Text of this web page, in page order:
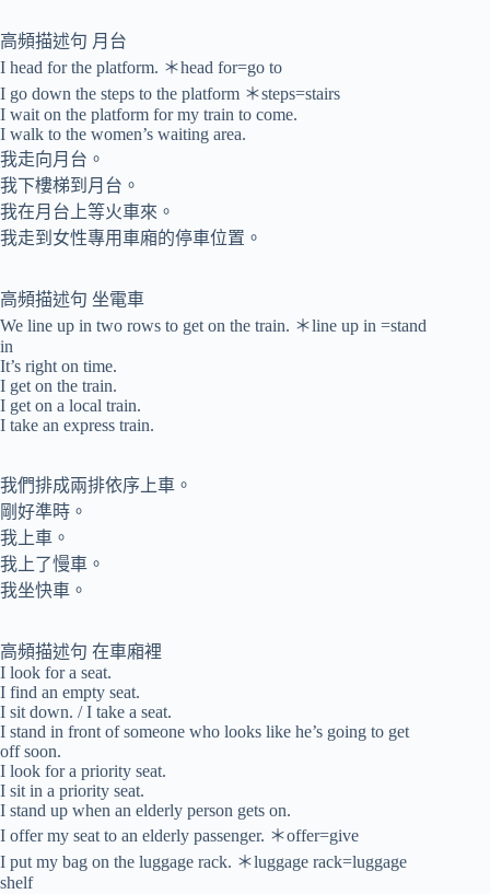
高頻描述句 月台
I head for the platform. ＊head for=go to
I go down the steps to the platform ＊steps=stairs
I wait on the platform for my train to come.
I walk to the women’s waiting area.
我走向月台。
我下樓梯到月台。
我在月台上等火車來。
我走到女性專用車廂的停車位置。
高頻描述句 坐電車
We line up in two rows to get on the train. ＊line up in =stand
in
It’s right on time.
I get on the train.
I get on a local train.
I take an express train.
我們排成兩排依序上車。
剛好準時。
我上車。
我上了慢車。
我坐快車。
高頻描述句 在車廂裡
I look for a seat.
I find an empty seat.
I sit down. / I take a seat.
I stand in front of someone who looks like he’s going to get
off soon.
I look for a priority seat.
I sit in a priority seat.
I stand up when an elderly person gets on.
I offer my seat to an elderly passenger. ＊offer=give
I put my bag on the luggage rack. ＊luggage rack=luggage
shelf